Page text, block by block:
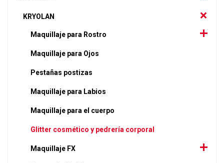
KRYOLAN
Maquillaje para Rostro
Maquillaje para Ojos
Pestañas postizas
Maquillaje para Labios
Maquillaje para el cuerpo
Glitter cosmético y pedrería corporal
Maquillaje FX